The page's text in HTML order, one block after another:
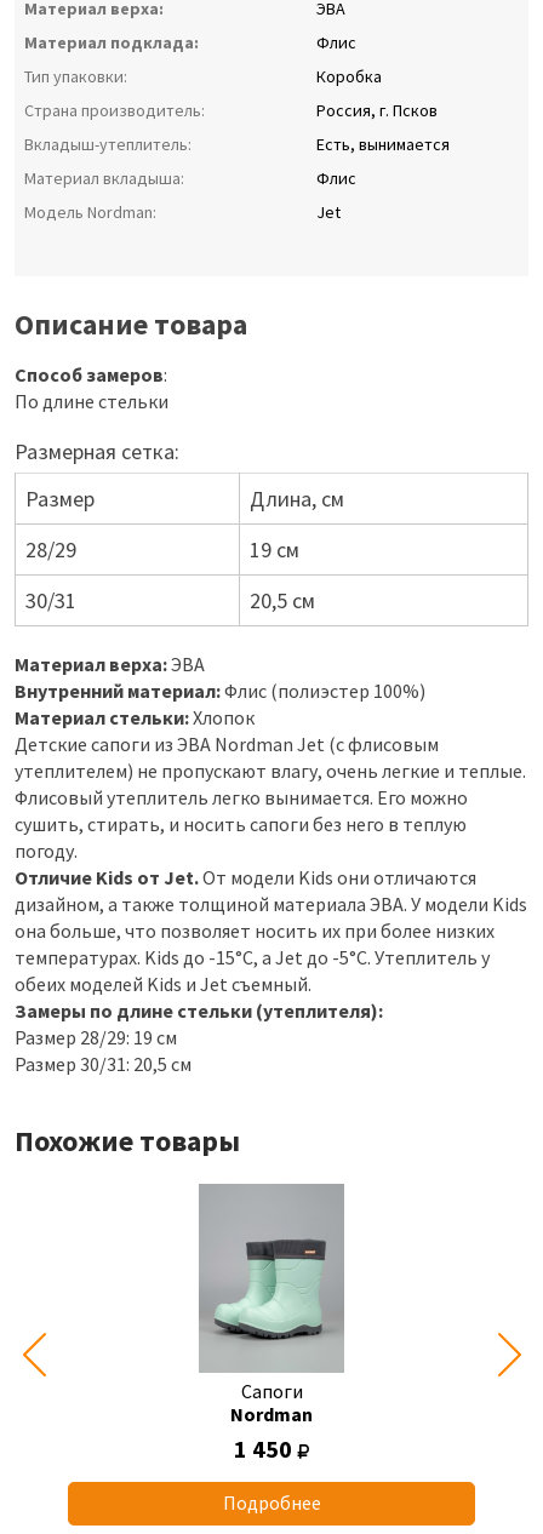
Материал верха:
ЭВА
Материал подклада:
Флис
Тип упаковки:
Коробка
Страна производитель:
Россия, г. Псков
Вкладыш-утеплитель:
Есть, вынимается
Материал вкладыша:
Флис
Модель Nordman:
Jet
Описание товара
Способ замеров:
По длине стельки
Размерная сетка:
Размер
Длина, см
28/29
19 см
30/31
20,5 см
Материал верха:ЭВА
Внутренний материал:Флис (полиэстер 100%)
Материал стельки:Хлопок
Детские сапоги из ЭВА Nordman Jet (с флисовым
утеплителем) не пропускают влагу, очень легкие и теплые.
Флисовый утеплитель легко вынимается. Его можно
сушить, стирать, и носить сапоги без него в теплую
погоду.
Отличие Kids от Jet.От модели Kids они отличаются
дизайном, а также толщиной материала ЭВА. У модели Kids
она больше, что позволяет носить их при более низких
температурах. Kids до -15°C, а Jet до -5°C. Утеплитель у
обеих моделей Kids и Jet съемный.
Замеры по длине стельки (утеплителя):
Размер 28/29: 19 см
Размер 30/31: 20,5 см
Похожие товары
Сапоги
Nordman
1 450
Подробнее